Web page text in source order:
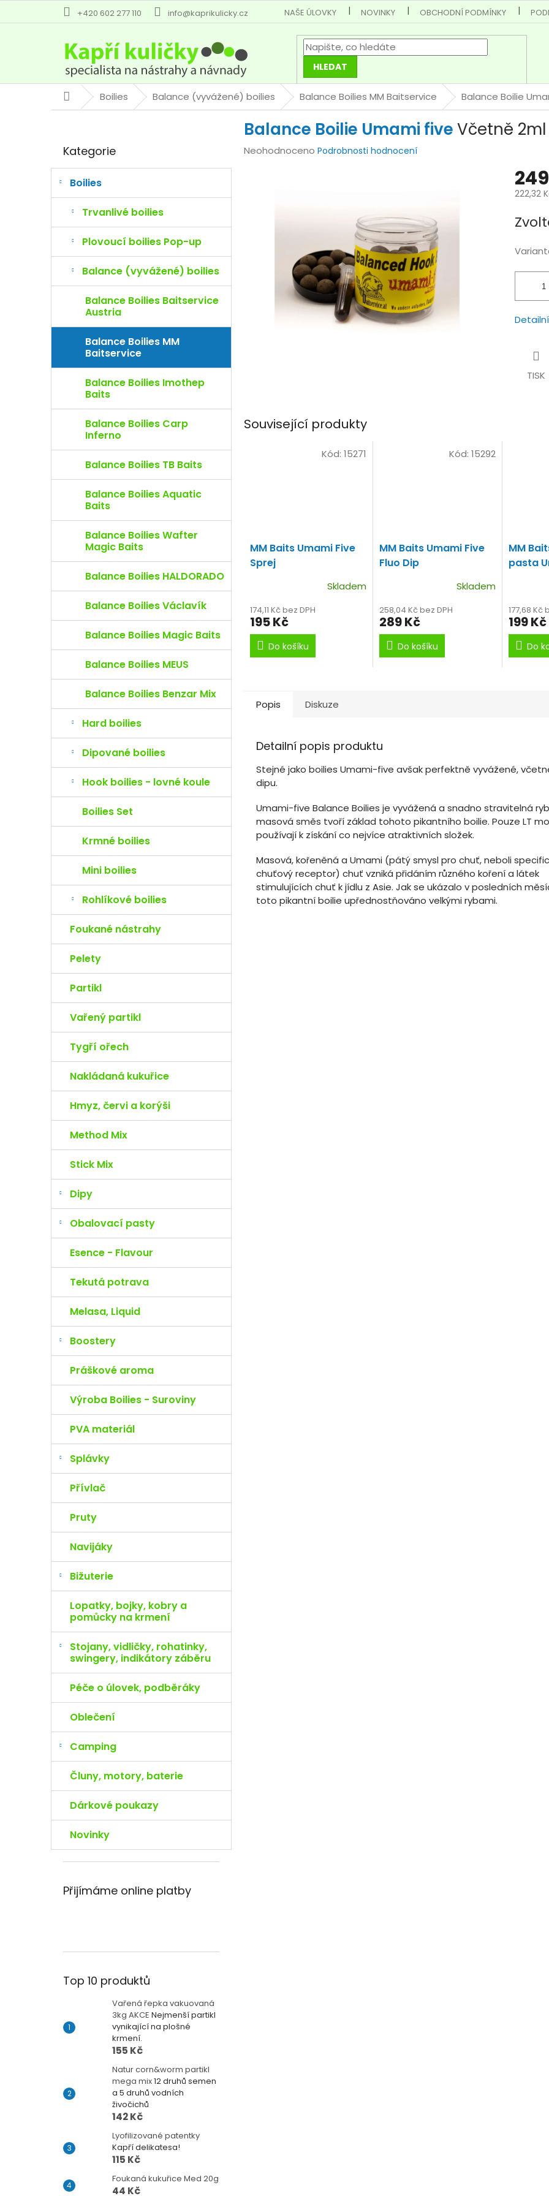
+420 602 277 110 info@kaprikulicky.cz NAŠE ÚLOVKY NOVINKY OBCHODNÍ PODMÍNKY
HLEDAT
DomůBoilies Balance (vyvážené) boilies Balance Boilies MM Baitservice Balance Boilie
r
n
í
l
kategorie
Kategorie
Boilies
Trvanlivé boilies
Plovoucí boilies Pop-up
Balance (vyvážené) boilies
Balance Boilies Baitservice
Austria
Balance Boilies MM
Baitservice
Balance Boilies Imothep
Baits
Balance Boilies Carp
Inferno
Balance Boilies TB Baits
Balance Boilies Aquatic
Baits
Balance Boilies Wafter
Magic Baits
Balance Boilies HALDORADO
Balance Boilies Václavík
Balance Boilies Magic Baits
Balance Boilies MEUS
Balance Boilies Benzar Mix
Hard boilies
Dipované boilies
Hook boilies - lovné koule
Boilies Set
Krmné boilies
Mini boilies
Rohlíkové boilies
Foukané nástrahy
Pelety
Partikl
Vařený partikl
Tygří ořech
Nakládaná kukuřice
Hmyz, červi a korýši
Method Mix
Stick Mix
Dipy
Obalovací pasty
Esence - Flavour
Tekutá potrava
Melasa, Liquid
Boostery
Práškové aroma
Výroba Boilies - Suroviny
PVA materiál
Splávky
Přívlač
Pruty
Navijáky
Bižuterie
Lopatky, bojky, kobry a
pomůcky na krmení
Stojany, vidličky, rohatinky,
swingery, indikátory záběru
Péče o úlovek, podběráky
Oblečení
Camping
Čluny, motory, baterie
Dárkové poukazy
Novinky
Přijímáme online platby
Top 10 produktů
Vařená řepka vakuovaná
3kg AKCE Nejmenší partikl
vynikající na plošné
krmení.
155 Kč
Natur corn&worm partikl
mega mix12 druhů semen
a 5 druhů vodních
živočichů
142 Kč
Lyofilizované patentky
Kapří delikatesa!
115 Kč
Foukaná kukuřice Med 20g
44 Kč
Balance Boilie Umami fiveVčetně
Průměrné
Neohodnoceno Podrobnosti hodnocení
222,32
cena:
TISK
Související produkty
MM Baits Umami Five
Sprej
Skladem
174,11 Kč bez DPH
195 Kč
Do košíku
Kód: 15271
MM Baits Umami Five
Fluo Dip
Skladem
258,04 Kč bez DPH
289 Kč
Do košíku
Kód: 15292
MM
pasta
177,68 Kč
199 Kč
Do
Popis Diskuze
Detailní popis produktu
Stejné jako boilies Umami-five avšak perfektně vyvážené,
dipu.
Umami-five Balance Boilies je vyvážená a snadno stravitelná
masová směs tvoří základ tohoto pikantního boilie. Pouze LT
používají k získání co nejvíce atraktivních složek.
Masová, kořeněná a Umami (pátý smysl pro chuť, neboli
chuťový receptor) chuť vzniká přidáním různého koření a látek
stimulujících chuť k jídlu z Asie. Jak se ukázalo v posledních
toto pikantní boilie upřednostňováno velkými rybami.